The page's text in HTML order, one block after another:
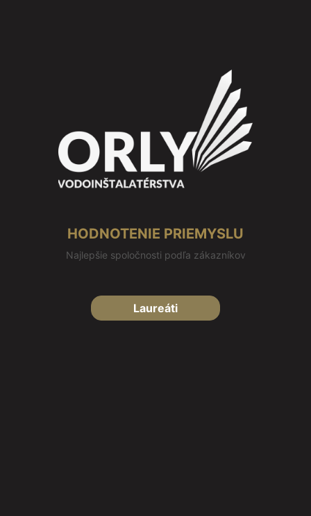
HODNOTENIE PRIEMYSLU
Najlepšie spoločnosti podľa zákazníkov
Laureáti